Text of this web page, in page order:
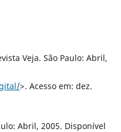
Veja. São Paulo: Abril,
>. Acesso em: dez.
Abril, 2005. Disponível